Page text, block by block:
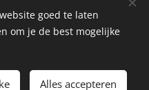
de winkelwagen
goed te laten
om je de best mogelijke
Alles accepteren